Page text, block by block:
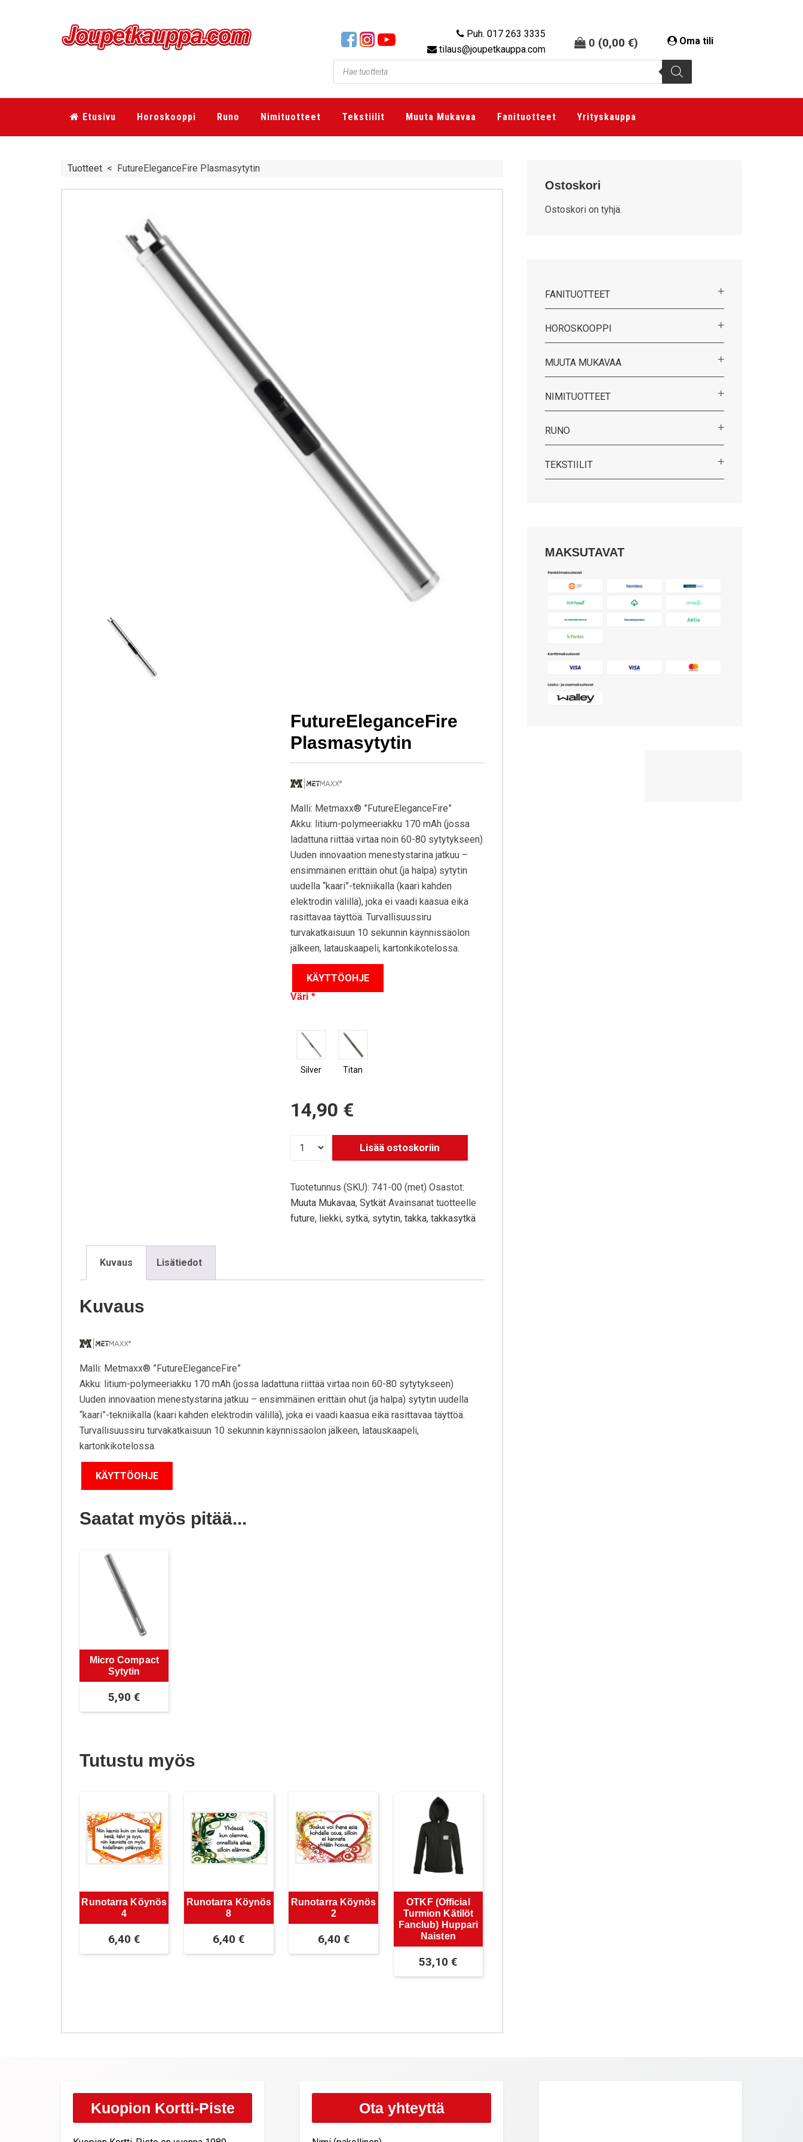
0 (0,00€)
Puh. 017 263 3335
tilaus@joupetkauppa.com
Oma tili
Etusivu Horoskooppi Runo Nimituotteet Tekstiilit Muuta Mukavaa Fanituotteet Yrityskauppa
Tuotteet < FutureEleganceFire Plasmasytytin
FutureEleganceFire
Plasmasytytin
Malli: Metmaxx® ”FutureEleganceFire”
Akku: litium-polymeeriakku 170 mAh (jossa
ladattuna riittää virtaa noin 60-80 sytytykseen)
Uuden innovaation menestystarina jatkuu –
ensimmäinen erittäin ohut (ja halpa) sytytin
uudella “kaari”-tekniikalla (kaari kahden
elektrodin välillä), joka ei vaadi kaasua eikä
rasittavaa täyttöä. Turvallisuussiru
turvakatkaisuun 10 sekunnin käynnissäolon
jälkeen, latauskaapeli, kartonkikotelossa.
Väri*
Silver Titan
14,90 €
Lisää ostoskoriin
Tuotetunnus (SKU): 741-00 (met) Osastot:
Muuta Mukavaa, Sytkät Avainsanat tuotteelle
future, liekki, sytkä, sytytin, takka, takkasytkä
Kuvaus Lisätiedot
Kuvaus
Malli: Metmaxx® ”FutureEleganceFire”
Akku: litium-polymeeriakku 170 mAh (jossa ladattuna riittää virtaa noin 60-80 sytytykseen)
Uuden innovaation menestystarina jatkuu – ensimmäinen erittäin ohut (ja halpa) sytytin uudella
“kaari”-tekniikalla (kaari kahden elektrodin välillä), joka ei vaadi kaasua eikä rasittavaa täyttöä.
Turvallisuussiru turvakatkaisuun 10 sekunnin käynnissäolon jälkeen, latauskaapeli,
kartonkikotelossa.
Saatat myös pitää...
Micro Compact
Sytytin
5,90€
Tutustu myös
Runotarra Köynös
4
6,40€
Runotarra Köynös
8
6,40€
Runotarra Köynös
2
6,40 €
OTKF (Official
Turmion Kätilöt
Fanclub) Huppari
Naisten
53,10€
Ostoskori
Ostoskori on tyhjä.
FANITUOTTEET
HOROSKOOPPI
MUUTA MUKAVAA
NIMITUOTTEET
RUNO
TEKSTIILIT
MAKSUTAVAT
Kuopion Kortti-Piste Ota yhteyttä